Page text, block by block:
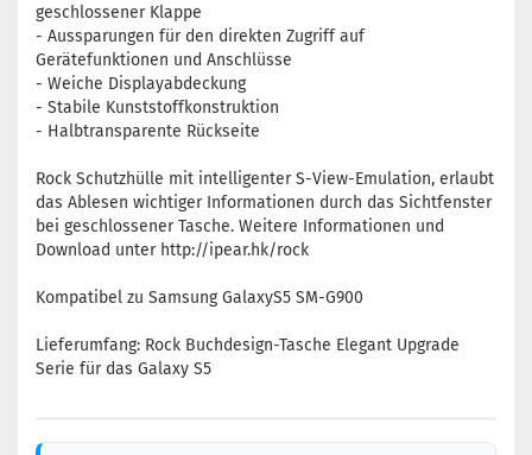
geschlossener Klappe
- Aussparungen für den direkten Zugriff auf
Gerätefunktionen und Anschlüsse
- Weiche Displayabdeckung
- Stabile Kunststoffkonstruktion
- Halbtransparente Rückseite
Rock Schutzhülle mit intelligenter S-View-Emulation, erlaubt
das Ablesen wichtiger Informationen durch das Sichtfenster
bei geschlossener Tasche. Weitere Informationen und
Download unter http://ipear.hk/rock
Kompatibel zu Samsung GalaxyS5 SM-G900
Lieferumfang: Rock Buchdesign-Tasche Elegant Upgrade
Serie für das Galaxy S5